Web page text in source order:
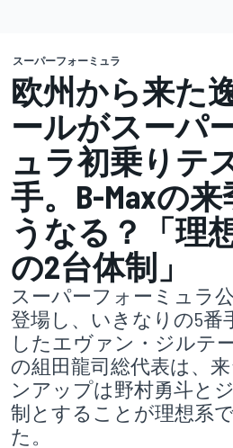
スーパーフォーミュラ
欧州から来た
ールがスーパ
ュラ初乗りテ
手。B-Maxの
うなる？「理
の2台体制」
スーパーフォーミュラ
登場し、いきなりの5番
したエヴァン・ジルテー
の組田龍司総代表は、
ンアップは野村勇斗と
制とすることが理想系
た。